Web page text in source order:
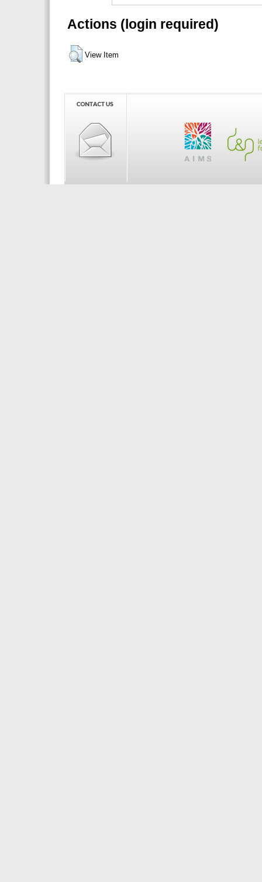
Actions (login required)
View Item